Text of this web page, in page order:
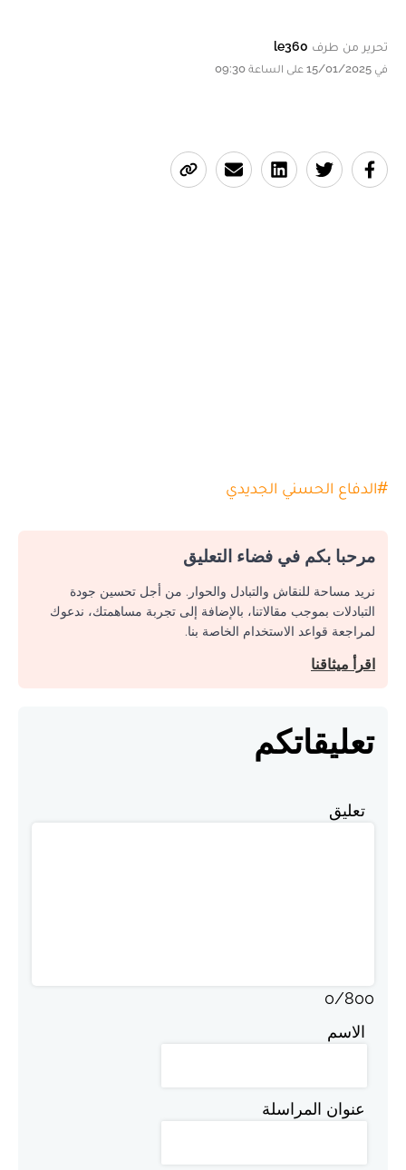
تحرير من طرف le360
في 15/01/2025 على الساعة 09:30
#الدفاع الحسني الجديدي
مرحبا بكم في فضاء التعليق
نريد مساحة للنقاش والتبادل والحوار. من أجل تحسين جودة
التبادلات بموجب مقالاتنا، بالإضافة إلى تجربة مساهمتك، ندعوك
لمراجعة قواعد الاستخدام الخاصة بنا.
اقرأ ميثاقنا
تعليقاتكم
تعليق
0/800
الاسم
عنوان المراسلة